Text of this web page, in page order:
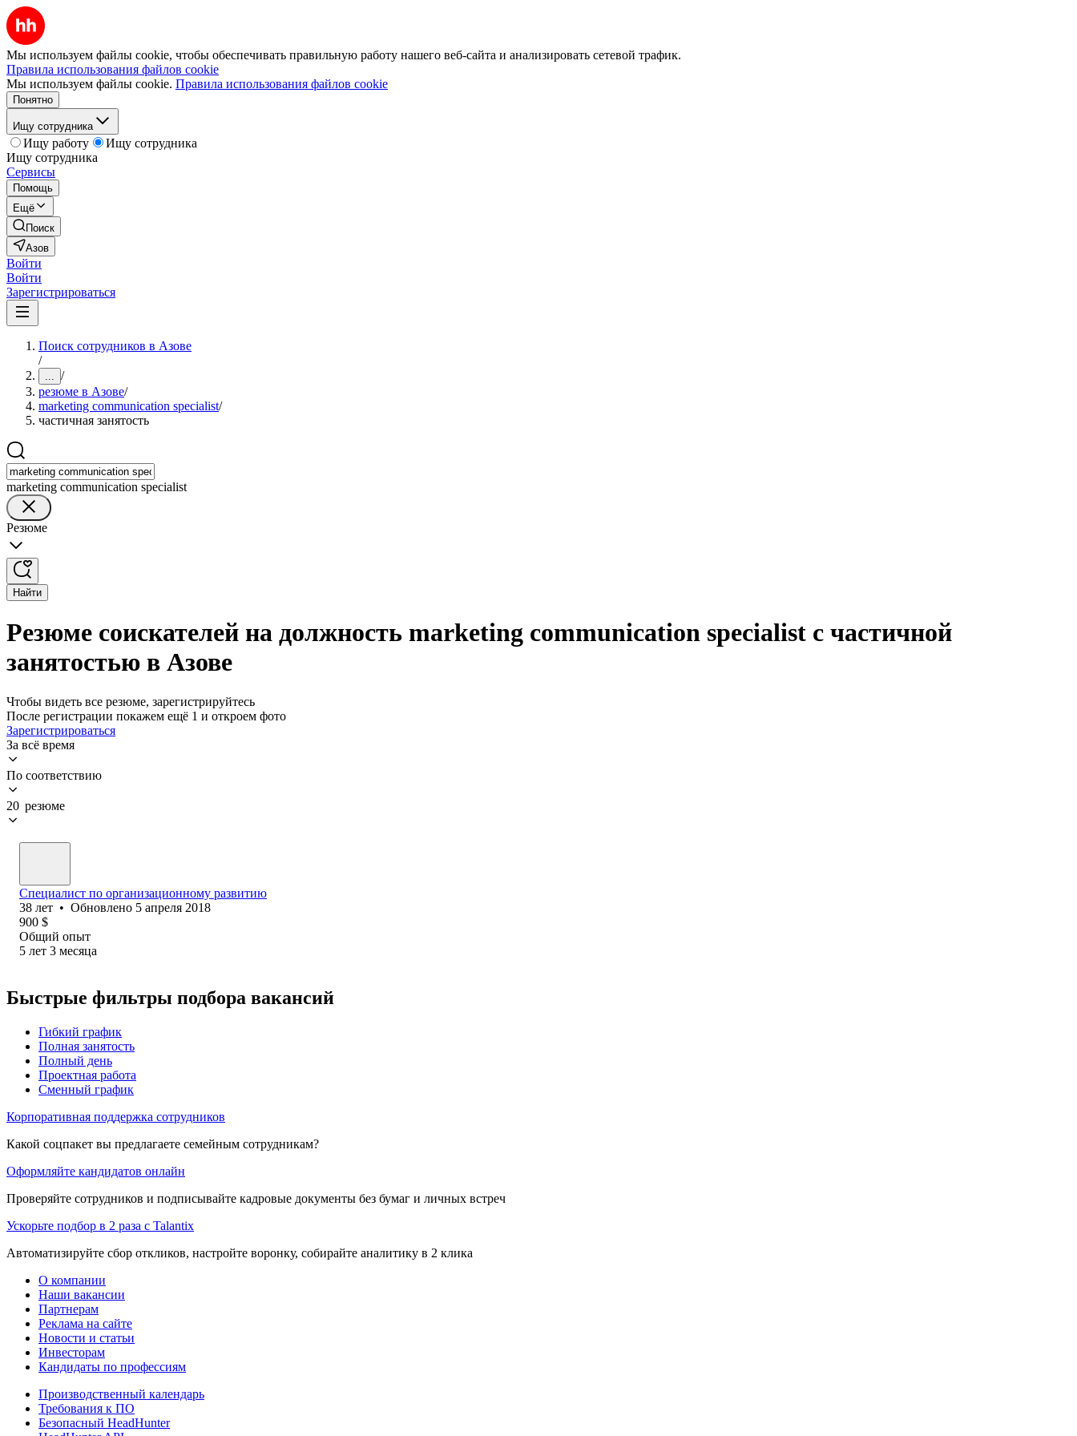
Мы используем файлы cookie, чтобы обеспечивать правильную работу нашего веб-сайта и анализировать сетевой трафик.
Правила использования файлов cookie
Мы используем файлы cookie. Правила использования файлов cookie
Понятно
Ищу сотрудника
Ищу работу
Ищу сотрудника
Ищу сотрудника
Сервисы
Помощь
Ещё
Поиск
Азов
Войти
Войти
Зарегистрироваться
Поиск сотрудников в Азове
/
... /
резюме в Азове/
marketing communication specialist/
частичная занятость
marketing communication specialist
Резюме
Найти
Резюме соискателей на должность marketing communication specialist с частичной
занятостью в Азове
Чтобы видеть все резюме, зарегистрируйтесь
После регистрации покажем ещё 1 и откроем фото
Зарегистрироваться
За всё время
По соответствию
20 резюме
Специалист по организационному развитию
38 лет • Обновлено 5 апреля 2018
900 $
Общий опыт
5 лет 3 месяца
Быстрые фильтры подбора вакансий
Гибкий график
Полная занятость
Полный день
Проектная работа
Сменный график
Корпоративная поддержка сотрудников
Какой соцпакет вы предлагаете семейным сотрудникам?
Оформляйте кандидатов онлайн
Проверяйте сотрудников и подписывайте кадровые документы без бумаг и личных встреч
Ускорьте подбор в 2 раза с Talantix
Автоматизируйте сбор откликов, настройте воронку, собирайте аналитику в 2 клика
О компании
Наши вакансии
Партнерам
Реклама на сайте
Новости и статьи
Инвесторам
Кандидаты по профессиям
Производственный календарь
Требования к ПО
Безопасный HeadHunter